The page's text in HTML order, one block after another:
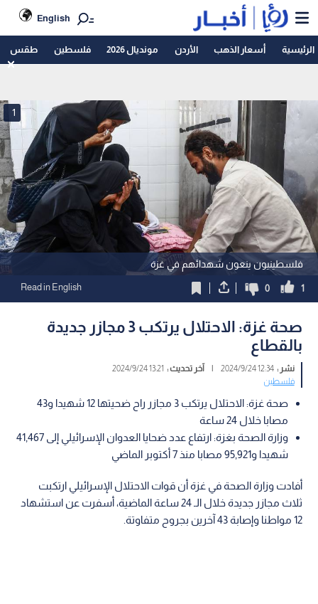
English
الرئيسية أسعار الذهب الأردن مونديال 2026 فلسطين طقس
فلسطينيون ينعون شهدائهم في غزة
1
1
0
Read in English
صحة غزة: الاحتلال يرتكب 3 مجازر جديدة
بالقطاع
نشر :12:34 2024/9/24
| آخر تحديث : 13:21 2024/9/24
فلسطين
صحة غزة: الاحتلال يرتكب 3 مجازر راح ضحيتها 12 شهيدا و43
مصابا خلال 24 ساعة
وزارة الصحة بغزة: ارتفاع عدد ضحايا العدوان الإسرائيلي إلى 41,467
شهيدا و95,921 مصابا منذ 7 أكتوبر الماضي
أفادت وزارة الصحة في غزة أن قوات الاحتلال الإسرائيلي ارتكبت
ثلاث مجازر جديدة خلال الـ 24 ساعة الماضية، أسفرت عن استشهاد
12 مواطنا وإصابة 43 آخرين بجروح متفاوتة.